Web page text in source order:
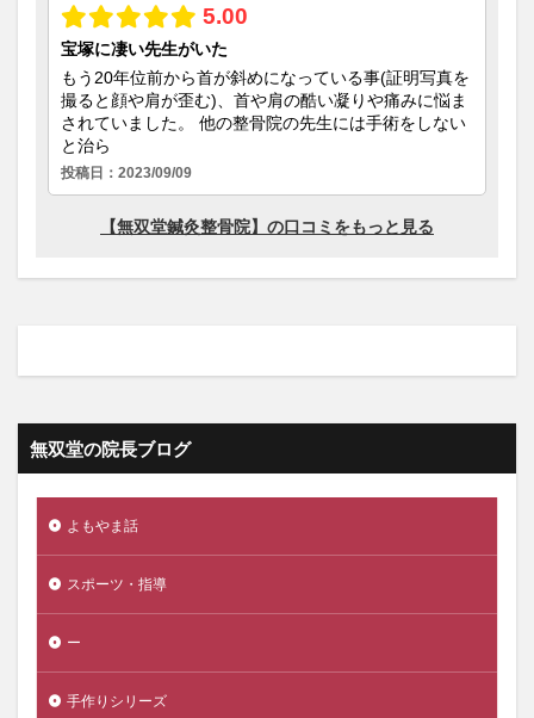
無双堂の院長ブログ
よもやま話
スポーツ・指導
ー
手作りシリーズ